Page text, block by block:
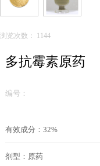
浏览次数： 1144
多抗霉素原药
编号：
有效成分：32%
剂型：原药